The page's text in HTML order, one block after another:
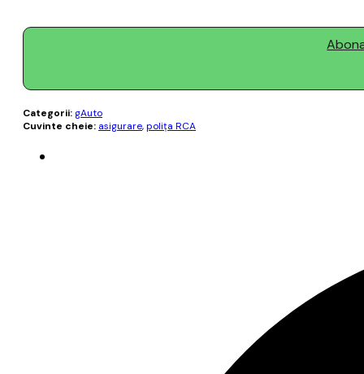
Categorii: gAuto
Cuvinte cheie: asigurare,poliţa RCA